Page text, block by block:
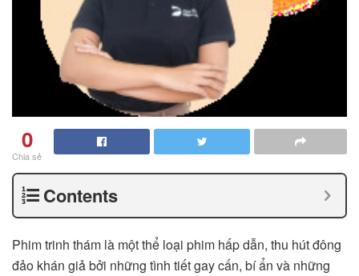
0
Chia sẻ
Contents
Phim trinh thám là một thể loại phim hấp dẫn, thu hút đông
đảo khán giả bởi những tình tiết gay cấn, bí ẩn và những